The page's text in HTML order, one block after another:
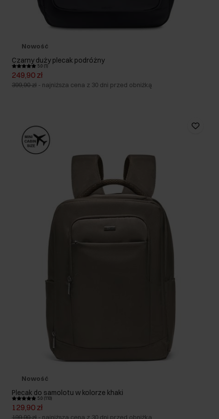
Nowość
Czarny duży plecak podróżny
5.0 (1)
249,90 zł
399,90 zł - najniższa cena z 30 dni przed obniżką
Nowość
Plecak do samolotu w kolorze khaki
5.0 (110)
129,90 zł
199,90 zł - najniższa cena z 30 dni przed obniżką